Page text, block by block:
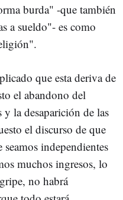
burda" -que también
a sueldo"- es como
que esta deriva de
el abandono del
y la desaparición de las
el discurso de que
independientes
muchos ingresos, lo
no habrá